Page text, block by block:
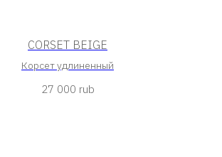
CORSET BEIGE
Корсет удлиненный
27 000 rub